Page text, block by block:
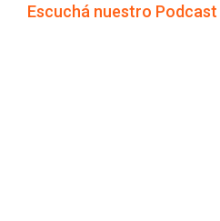
Escuchá nuestro Podcast